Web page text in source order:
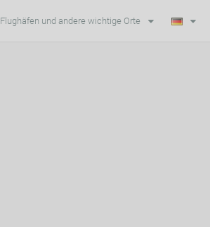
Flughäfen und andere wichtige Orte